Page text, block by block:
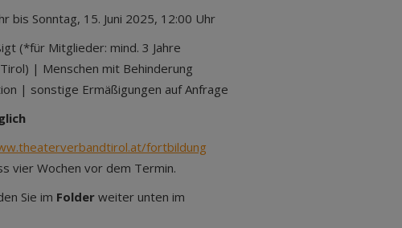
bis Sonntag, 15. Juni 2025, 12:00 Uhr
(*für Mitglieder: mind. 3 Jahre
| Menschen mit Behinderung
| sonstige Ermäßigungen auf Anfrage
fortbildung
vier Wochen vor dem Termin.
Sie im Folder weiter unten im